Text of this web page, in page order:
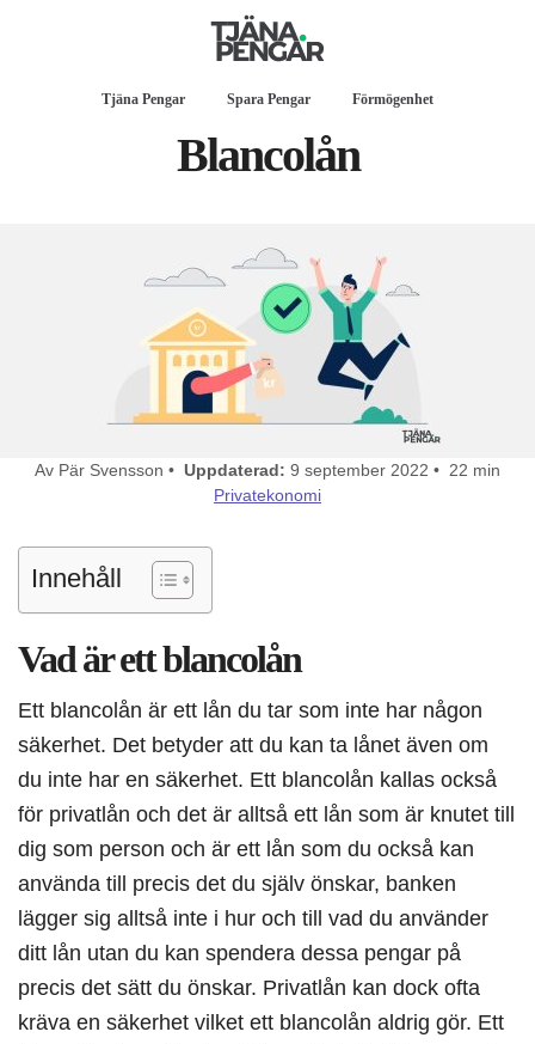
Tjäna Pengar Spara Pengar Förmögenhet
Blancolån
Av Pär Svensson • Uppdaterad: 9 september 2022 • 22 min
Privatekonomi
Innehåll
Vad är ett blancolån
Ett blancolån är ett lån du tar som inte har någon
säkerhet. Det betyder att du kan ta lånet även om
du inte har en säkerhet. Ett blancolån kallas också
för privatlån och det är alltså ett lån som är knutet till
dig som person och är ett lån som du också kan
använda till precis det du själv önskar, banken
lägger sig alltså inte i hur och till vad du använder
ditt lån utan du kan spendera dessa pengar på
precis det sätt du önskar. Privatlån kan dock ofta
kräva en säkerhet vilket ett blancolån aldrig gör. Ett